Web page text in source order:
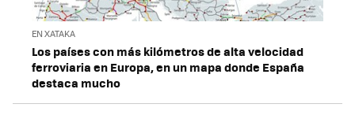
EN XATAKA
Los países con más kilómetros de alta velocidad
ferroviaria en Europa, en un mapa donde España
destaca mucho